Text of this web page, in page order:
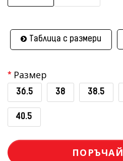
Таблица с размери
Размер
36.5 38 38.5
40.5
ПОРЪЧАЙ